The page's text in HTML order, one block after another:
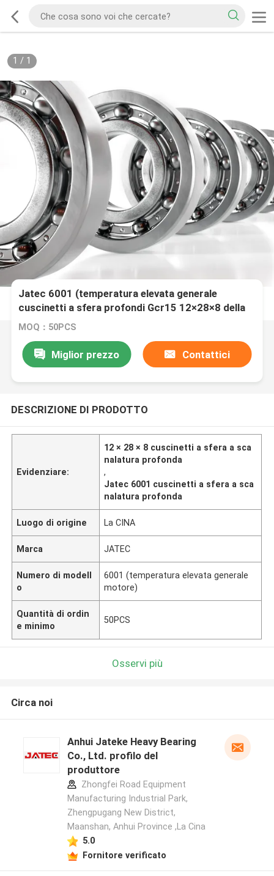
1 / 1
Jatec 6001 (temperatura elevata generale
cuscinetti a sfera profondi Gcr15 12×28×8 della
scanalatura del motore)
MOQ：50PCS
Miglior prezzo Contattici
DESCRIZIONE DI PRODOTTO
Evidenziare:
12 × 28 × 8 cuscinetti a sfera a sca
nalatura profonda
,
Jatec 6001 cuscinetti a sfera a sca
nalatura profonda
Luogo di origine La CINA
Marca JATEC
Numero di modell
o
6001 (temperatura elevata generale
motore)
Quantità di ordin
e minimo
50PCS
Osservi più
Circa noi
Anhui Jateke Heavy Bearing
Co., Ltd. profilo del
produttore
Zhongfei Road Equipment
Manufacturing Industrial Park,
Zhengpugang New District,
Maanshan, Anhui Province ,La Cina
5.0
Fornitore verificato